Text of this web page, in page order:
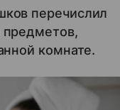
перечислил
предметов,
комнате.